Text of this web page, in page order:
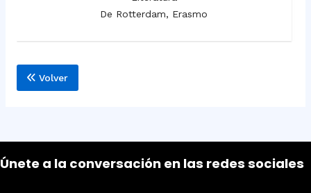
De Rotterdam, Erasmo
Volver
Únete a la conversación en las redes sociales